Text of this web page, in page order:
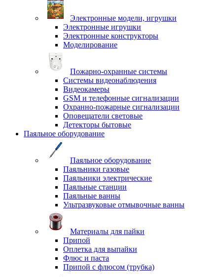
Электронные модели, игрушки
Электронные игрушки
Электронные конструкторы
Моделирование
Пожарно-охранные системы
Системы видеонаблюдения
Видеокамеры
GSM и телефонные сигнализации
Охранно-пожарные сигнализации
Оповещатели световые
Детекторы бытовые
Паяльное оборудование
Паяльное оборудование
Паяльники газовые
Паяльники электрические
Паяльные станции
Паяльные ванны
Ультразвуковые отмывочные ванны
Материалы для пайки
Припой
Оплетка для выпайки
Флюс и паста
Припой с флюсом (трубка)